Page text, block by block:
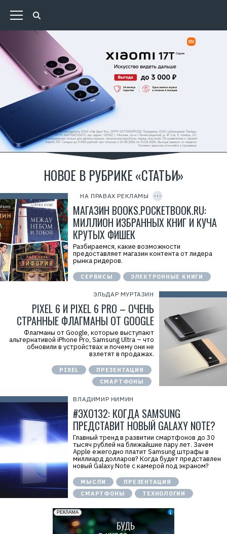
НОВОЕ В РУБРИКЕ «СТАТЬИ»
НА ПРАВАХ РЕКЛАМЫ
Р
а
а
E
r
i
C
Y
I
D
МАГАЗИН BOOKS.POCKETBOOK.RU:
МИЛЛИОН ИЗБРАННЫХ КНИГ И КУЧА
КРУТЫХ ФИШЕК
Разбираемся, какие возможности
предоставляет магазин контента от лидера
рынка ридеров.
СЕРВИСЫ ЭЛЕКТРОННЫЕ КНИГИ
ЭЛЬДАР МУРТАЗИН
PIXEL 6 И PIXEL 6 PRO – ОЧЕНЬ
СТРАННЫЕ ФЛАГМАНЫ ОТ GOOGLE
Флагманы от Google, которые выступают
альтернативой iPhone Pro, Samsung Ultra – что
обновили в устройствах и почему они не
взлетят в продажах.
PIXEL
ПРЕЗЕНТАЦИЯ
СМАРТФОНЫ
ВЛАДИМИР НИМИН
#ЭХО132: КОГДА SAMSUNG
ПРЕДСТАВИТ НОВЫЙ GALAXY NOTE?
Главный тренд в развитии смартфонов до 30
тысяч рублей на ближайшие пару лет. Зачем
Apple ежегодно платит Samsung штрафы в
миллиард долларов? Когда будет представлен
новый Galaxy Note с камерой под экраном?
МЫСЛИ
ПРЕЗЕНТАЦИЯ
СМАРТФОНЫ
ТЕХНОЛОГИИ